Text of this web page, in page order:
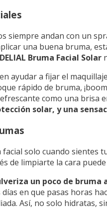
siempre andan con un
una buena bruma,
DELIAL Bruma Facial Solar
ayudar a fijar el
rápido de bruma,
como una brisa
solar, y una
facial solo cuando sientes
de limpiarte la cara
un poco de bruma
en que pasas horas
Así, no solo hidratas,